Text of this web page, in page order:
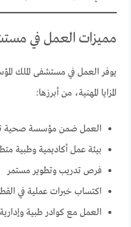
مميزات العمل في
يوفر العمل في مستشفى الملك
المزايا المهنية، من أبرزها:
العمل ضمن مؤسسة صحية
بيئة عمل أكاديمية وطبية
فرص تدريب وتطوير مستمر
اكتساب خبرات عملية في
العمل مع كوادر طبية